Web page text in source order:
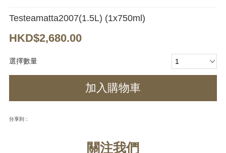
Testeamatta2007(1.5L) (1x750ml)
HKD$2,680.00
選擇數量
加入購物車
分享到：
關注我們